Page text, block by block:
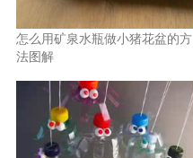
怎么用矿泉水瓶做小猪花盆的方
法图解